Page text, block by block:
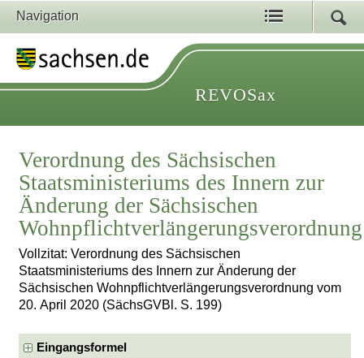
Navigation
REVOSax
Verordnung des Sächsischen
Staatsministeriums des Innern zur
Änderung der Sächsischen
Wohnpflichtverlängerungsverordnung
Vollzitat: Verordnung des Sächsischen
Staatsministeriums des Innern zur Änderung der
Sächsischen Wohnpflichtverlängerungsverordnung vom
20. April 2020 (SächsGVBl. S. 199)
Eingangsformel